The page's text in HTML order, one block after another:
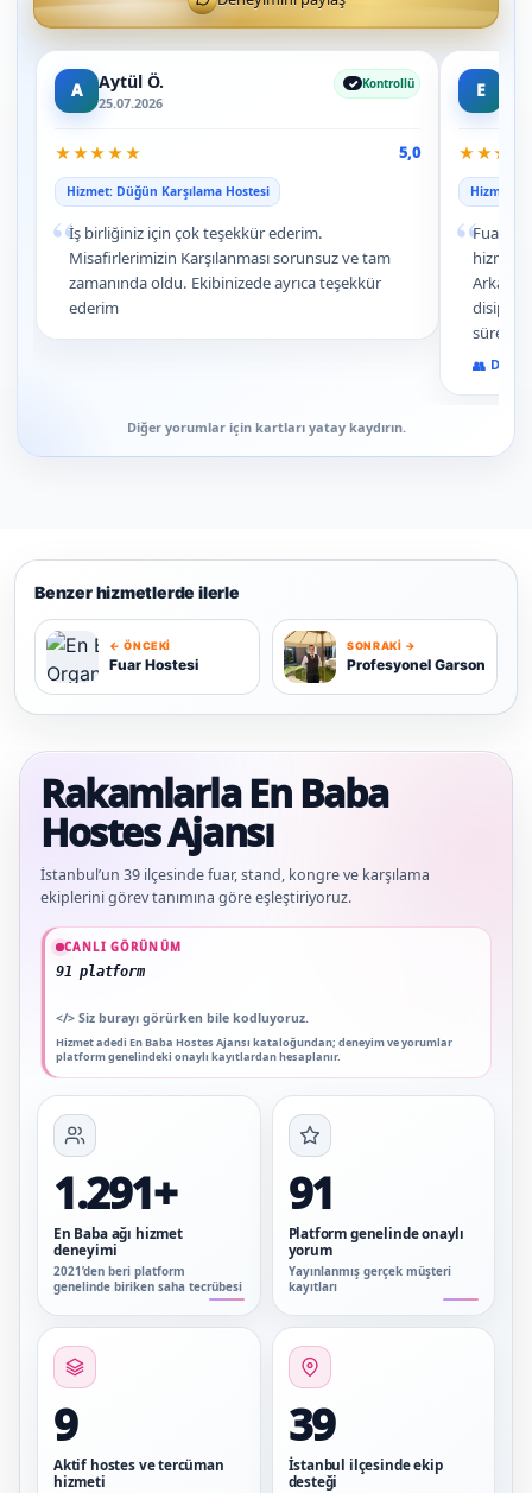
A Aytül Ö.
25.07.2026
Kontrollü
★★★★★ 5,0
Hizmet: Düğün Karşılama Hostesi
“İş birliğiniz için çok teşekkür ederim.
Misafirlerimizin Karşılanması sorunsuz ve tam
zamanında oldu. Ekibinizede ayrıca teşekkür
ederim
E
★★★
Hizmet:
“Fuar
Diğer yorumlar için kartları yatay kaydırın.
Benzer hizmetlerde ilerle
F
← ÖNCEKI
Fuar Hostesi P SONRAKI →
Profesyonel Garson
Rakamlarla En Baba
Hostes Ajansı
İstanbul’un 39 ilçesinde fuar, stand, kongre ve karşılama
ekiplerini görev tanımına göre eşleştiriyoruz.
CANLI GÖRÜNÜM
91 platform genelinde onaylı yorum
</> Siz burayı görürken bile kodluyoruz.
Hizmet adedi En Baba Hostes Ajansı kataloğundan; deneyim ve yorumlar
platform genelindeki onaylı kayıtlardan hesaplanır.
Güncel veriler: 1.291+ En Baba ağı hizmet deneyimi; 91 platform genelinde
1.291+
En Baba ağı hizmet
deneyimi
2021’den beri platform
genelinde biriken saha tecrübesi
91
Platform genelinde onaylı
yorum
Yayınlanmış gerçek müşteri
kayıtları
9
Aktif hostes ve tercüman
hizmeti
39
İstanbul ilçesinde ekip
desteği